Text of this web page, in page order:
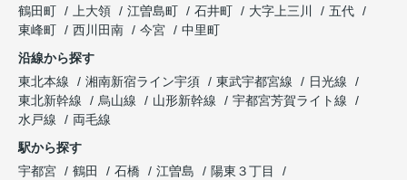
鶴田町
上大領 江曽島町 石井町 大字上三川
五代
東峰町
西川田南 今宮
中里町
沿線から探す
東北本線
湘南新宿ライン宇須 東武宇都宮線
日光線
東北新幹線
烏山線 山形新幹線
宇都宮芳賀ライト線
水戸線
両毛線
駅から探す
宇都宮
鶴田 石橋 江曽島
陽東３丁目